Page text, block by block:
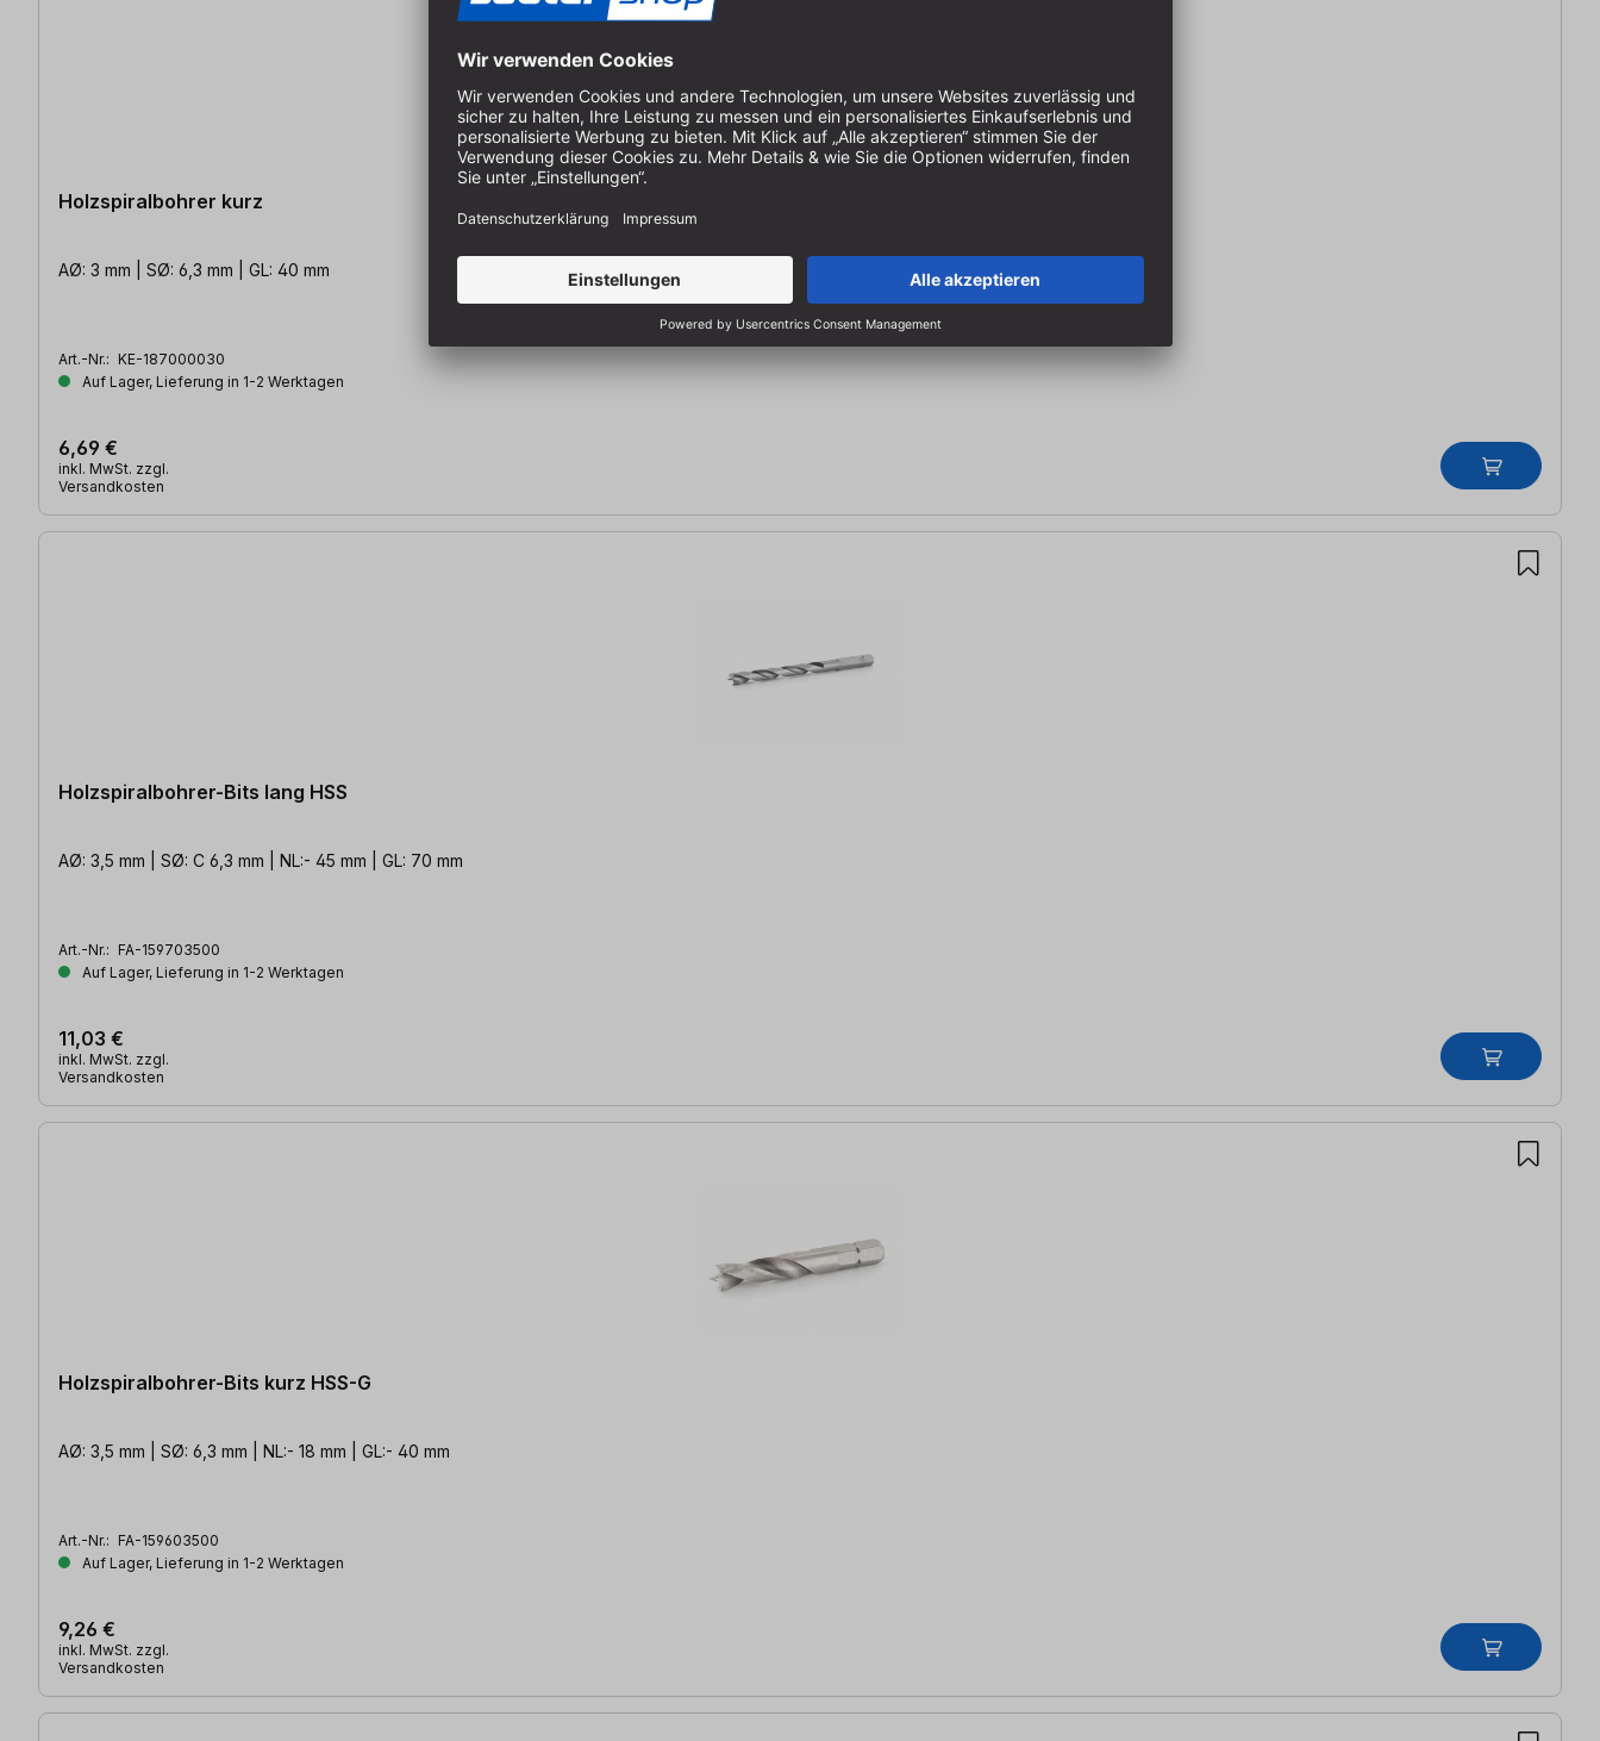
Holzspiralbohrer kurz
AØ: 3 mm | SØ: 6,3 mm | GL: 40 mm
Art.-Nr.: KE-187000030
Auf Lager, Lieferung in 1-2 Werktagen
6,69 €
inkl. MwSt. zzgl.
Versandkosten
Holzspiralbohrer-Bits lang HSS
AØ: 3,5 mm | SØ: C 6,3 mm | NL:- 45 mm | GL: 70 mm
Art.-Nr.: FA-159703500
Auf Lager, Lieferung in 1-2 Werktagen
11,03 €
inkl. MwSt. zzgl.
Versandkosten
Holzspiralbohrer-Bits kurz HSS-G
AØ: 3,5 mm | SØ: 6,3 mm | NL:- 18 mm | GL:- 40 mm
Art.-Nr.: FA-159603500
Auf Lager, Lieferung in 1-2 Werktagen
9,26 €
inkl. MwSt. zzgl.
Versandkosten